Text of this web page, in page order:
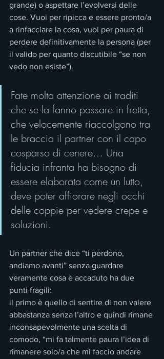
grande) o aspettare l’evolversi delle
cose. Vuoi per ripicca e essere pronto/a
a rinfacciare la cosa, vuoi per paura di
perdere definitivamente la persona (per
il valido per quanto discutibile “se non
vedo non esiste”).
Fate molta attenzione ai traditi
che se la fanno passare in fretta,
che velocemente riaccolgono tra
le braccia il partner con il capo
cosparso di cenere… Una
fiducia infranta ha bisogno di
essere elaborata come un lutto,
deve poter affiorare negli occhi
delle coppie per vedere crepe e
soluzioni.
Un partner che dice “ti perdono,
andiamo avanti” senza guardare
veramente cosa è accaduto ha due
punti fragili:
il primo è quello di sentire di non valere
abbastanza senza l’altro e quindi rimane
inconsapevolmente una scelta di
comodo, “mi fa talmente paura l’idea di
rimanere solo/a che mi faccio andare